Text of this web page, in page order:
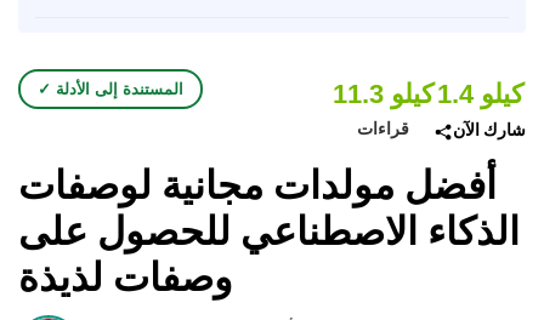
✓ المستندة إلى الأدلة 11.3 كيلو
قراءات
1.4 كيلو
شارك الآن
أفضل مولدات مجانية لوصفات
الذكاء الاصطناعي للحصول على
وصفات لذيذة